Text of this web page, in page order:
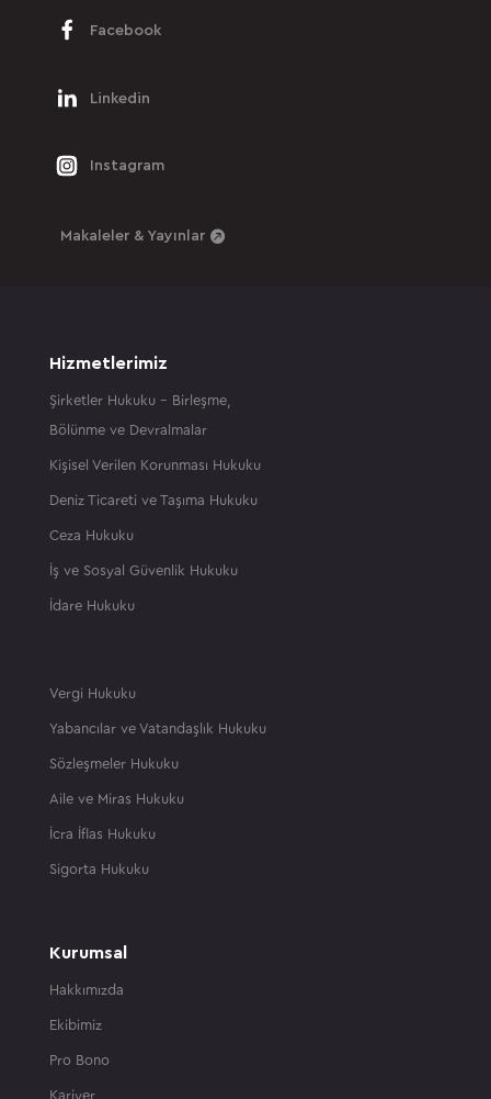
Facebook
Linkedin
Instagram
Makaleler & Yayınlar
Hizmetlerimiz
Şirketler Hukuku – Birleşme,
Bölünme ve Devralmalar
Kişisel Verilen Korunması Hukuku
Deniz Ticareti ve Taşıma Hukuku
Ceza Hukuku
İş ve Sosyal Güvenlik Hukuku
İdare Hukuku
Vergi Hukuku
Yabancılar ve Vatandaşlık Hukuku
Sözleşmeler Hukuku
Aile ve Miras Hukuku
İcra İflas Hukuku
Sigorta Hukuku
Kurumsal
Hakkımızda
Ekibimiz
Pro Bono
Kariyer